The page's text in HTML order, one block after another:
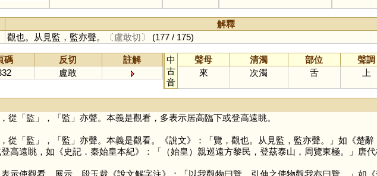
解釋
觀也。从見監，監亦聲。 〔盧敢切〕 (177 / 175)
碼 反切
註解
盧敢
中
古
音
聲母 清濁 部位 聲調
來
次濁 舌 上
從「監 」，「監 」亦聲。本義是觀看，多表示居高臨下或登高遠眺。
從「監 」，「監 」亦聲。本義是觀看。《說文》：「覽，觀也。从見監，監亦聲。」如《楚
高遠眺，如《史記．秦始皇本紀》：「（始皇）親巡遠方黎民，登茲泰山，周覽東極。」唐